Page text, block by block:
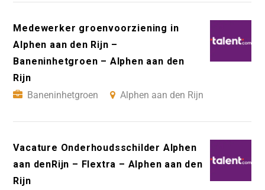
Medewerker groenvoorziening in
Alphen aan den Rijn –
Baneninhetgroen – Alphen aan den
Rijn
Baneninhetgroen
Alphen aan den Rijn
Vacature Onderhoudsschilder Alphen
aan denRijn – Flextra – Alphen aan den
Rijn